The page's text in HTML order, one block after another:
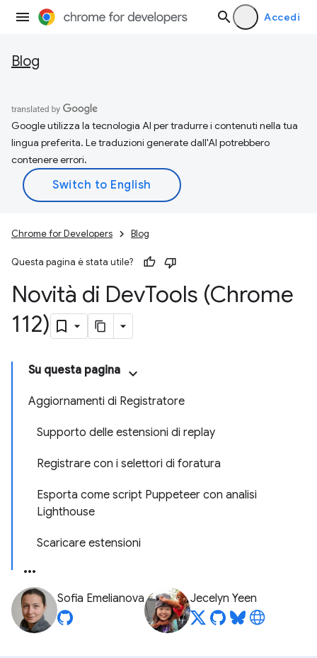
Accedi
Blog
Google utilizza la tecnologia AI per tradurre i contenuti nella tua
lingua preferita. Le traduzioni generate dall'AI potrebbero
contenere errori.
Chrome for Developers Blog
Questa pagina è stata utile?
Novità di DevTools (Chrome
112)
Su questa pagina
Aggiornamenti di Registratore
Supporto delle estensioni di replay
Registrare con i selettori di foratura
Esporta come script Puppeteer con analisi
Lighthouse
Scaricare estensioni
Sofia Emelianova Jecelyn Yeen